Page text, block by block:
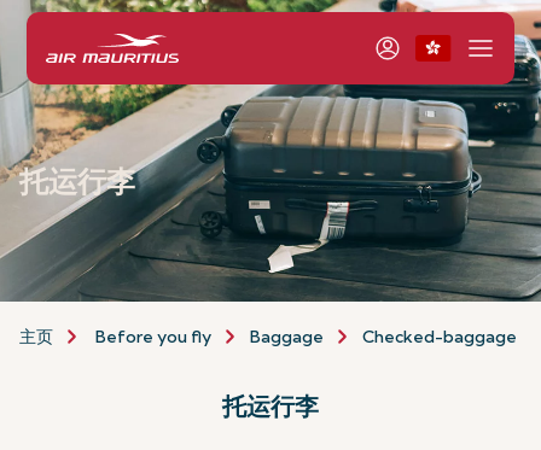
托运行李
主页 Before you fly Baggage Checked-baggage
托运行李